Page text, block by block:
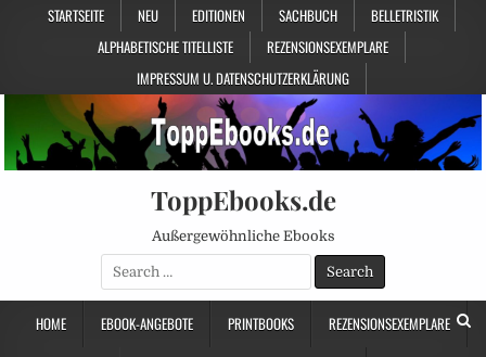
STARTSEITE NEU EDITIONEN SACHBUCH
BELLETRISTIK
ALPHABETISCHE TITELLISTE
REZENSIONSEXEMPLARE
IMPRESSUM U. DATENSCHUTZERKLÄRUNG
ToppEbooks.de
Außergewöhnliche Ebooks
Search
for:
HOME EBOOK-ANGEBOTE PRINTBOOKS REZENSIONSEXEMPLARE